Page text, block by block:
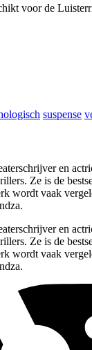
voor de
suspense
en
Ze is de
wordt vaak
en
Ze is de
wordt vaak